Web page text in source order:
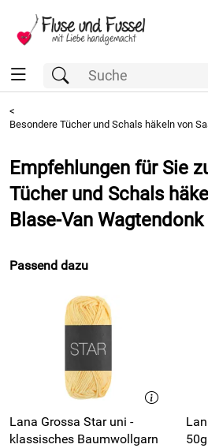
<
Besondere Tücher und Schals häkeln von
Empfehlungen für Sie
Tücher und Schals
Blase-Van Wagtendonk
Passend dazu
Lana Grossa Star uni -
klassisches Baumwollgarn
50g